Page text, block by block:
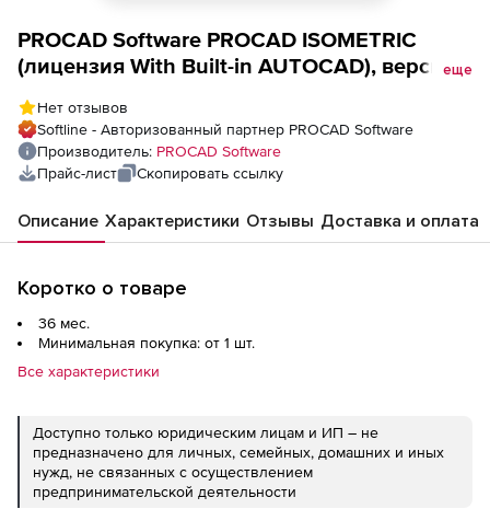
PROCAD Software PROCAD ISOMETRIC
(лицензия With Built-in AUTOCAD), версияеще
Нет отзывов
Softline - Авторизованный партнер PROCAD Software
Производитель: PROCAD Software
Прайс-лист
Скопировать ссылку
Описание Характеристики Отзывы Доставка и оплата
Коротко о товаре
36 мес.
Минимальная покупка: от 1 шт.
Все характеристики
Доступно только юридическим лицам и ИП – не
предназначено для личных, семейных, домашних и иных
нужд, не связанных с осуществлением
предпринимательской деятельности